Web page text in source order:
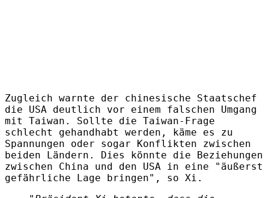
Zugleich warnte der chinesische Staatschef
die USA deutlich vor einem falschen Umgang
mit Taiwan. Sollte die Taiwan-Frage
schlecht gehandhabt werden, käme es zu
Spannungen oder sogar Konflikten zwischen
beiden Ländern. Dies könnte die Beziehungen
zwischen China und den USA in eine "äußerst
gefährliche Lage bringen", so Xi.